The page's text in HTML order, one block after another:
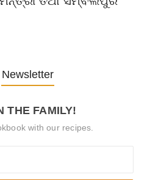
Newsletter
THE FAMILY!
with our recipes.